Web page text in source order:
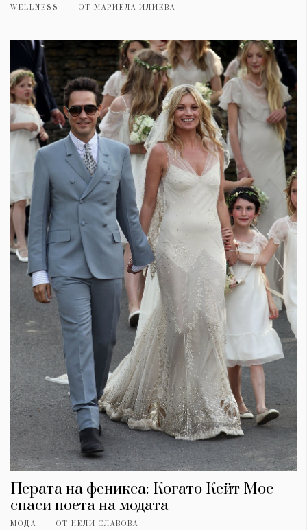
WELLNESS ОТ МАРИЕЛА ИЛИЕВА
Перата на феникса: Когато Кейт Мос
спаси поета на модата
МОДА ОТ НЕЛИ СЛАВОВА